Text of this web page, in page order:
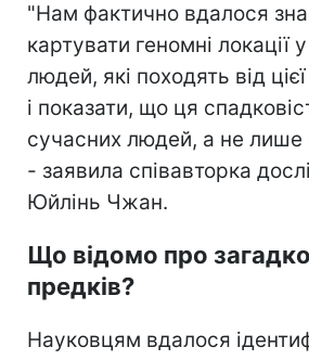
"Нам фактично вдалося
картувати геномні локації
людей, які походять від
і показати, що ця
сучасних людей, а не лише
- заявила співавторка
Юйлінь Чжан.
Що відомо про
предків?
Науковцям вдалося